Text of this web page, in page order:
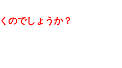
のでしょうか？